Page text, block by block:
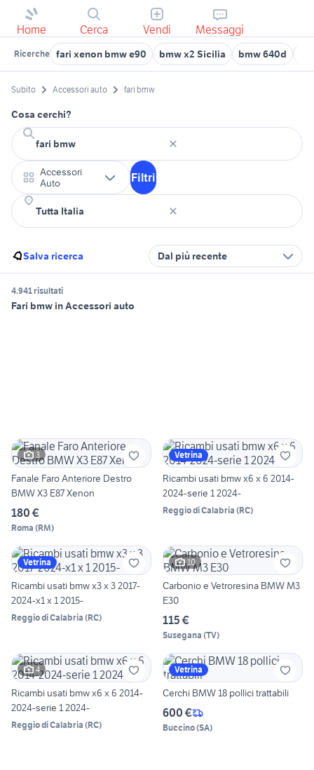
Home Cerca Vendi Messaggi
Ricerche fari xenon bmw e90 bmw x2 Sicilia bmw 640d
Subito Accessori auto fari bmw
Cosa cerchi?
Accessori
Auto
Filtri
Salva ricerca Dal più recente
4.941 risultati
Fari bmw in Accessori auto
3
Fanale Faro Anteriore Destro
BMW X3 E87 Xenon
180 €
Roma (RM)
Vetrina
Ricambi usati bmw x6 x 6 2014-
2024-serie 1 2024-
Reggio di Calabria (RC)
Vetrina
Ricambi usati bmw x3 x 3 2017-
2024-x1 x 1 2015-
Reggio di Calabria (RC)
10
Carbonio e Vetroresina BMW M3
E30
115 €
Susegana (TV)
4
Ricambi usati bmw x6 x 6 2014-
2024-serie 1 2024-
Reggio di Calabria (RC)
Vetrina
Cerchi BMW 18 pollici trattabili
600 €
Buccino(SA)